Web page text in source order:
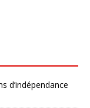
d’indépendance